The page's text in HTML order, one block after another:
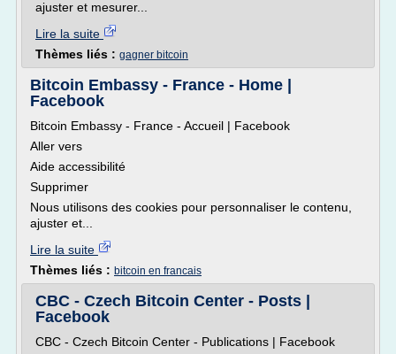
ajuster et mesurer...
Lire la suite
Thèmes liés : gagner bitcoin
Bitcoin Embassy - France - Home |
Facebook
Bitcoin Embassy - France - Accueil | Facebook
Aller vers
Aide accessibilité
Supprimer
Nous utilisons des cookies pour personnaliser le contenu,
ajuster et...
Lire la suite
Thèmes liés : bitcoin en francais
CBC - Czech Bitcoin Center - Posts |
Facebook
CBC - Czech Bitcoin Center - Publications | Facebook